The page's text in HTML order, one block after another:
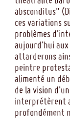
absconditus"
ces variations
problèmes
aujourd’hui
attarderons
peintre
alimenté un
de la vision
interprétèrent
profondément